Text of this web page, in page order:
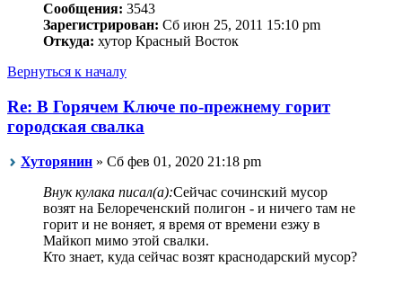
Сообщения: 3543
Зарегистрирован: Сб июн 25, 2011 15:10 pm
Откуда: хутор Красный Восток
Вернуться к началу
Re: В Горячем Ключе по-прежнему горит
городская свалка
Хуторянин » Сб фев 01, 2020 21:18 pm
Внук кулака писал(а):Сейчас сочинский мусор
возят на Белореченский полигон - и ничего там не
горит и не воняет, я время от времени езжу в
Майкоп мимо этой свалки.
Кто знает, куда сейчас возят краснодарский мусор?